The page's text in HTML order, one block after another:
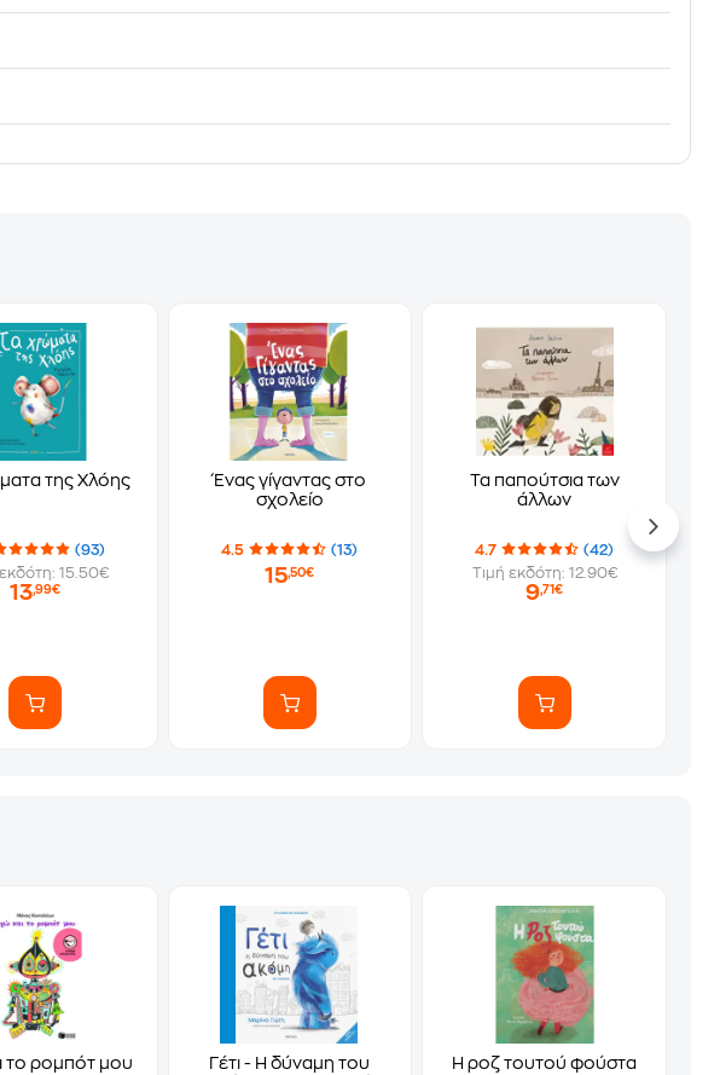
της Χλόης
(93)
15.50€
13,99€
Ένας γίγαντας στο
σχολείο
4.5 (13)
15,50€
Τα παπούτσια των
άλλων
4.7
(42)
Τιμή εκδότη: 12.90€
9,71€
το ρομπότ μου
Γέτι - Η δύναμη του
Η ροζ τουτού φούστα